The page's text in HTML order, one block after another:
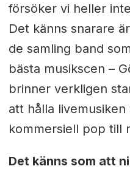
försöker vi heller
Det känns snarare
de samling band
bästa musikscen –
brinner verkligen
att hålla
kommersiell pop till
Det känns som att